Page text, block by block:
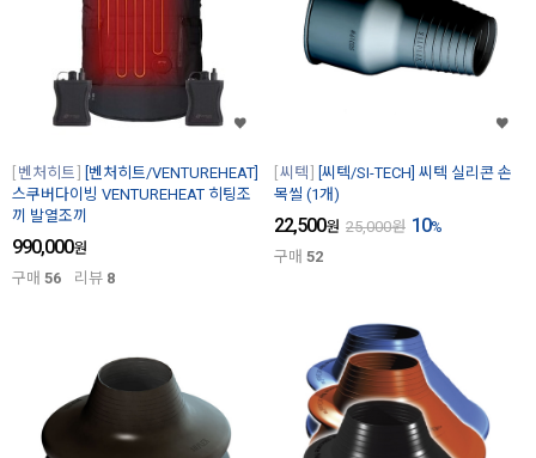
벤처히트
[벤처히트/VENTUREHEAT]
스쿠버다이빙 VENTUREHEAT 히팅조
끼 발열조끼
990,000원
구매 56 리뷰 8
씨텍
[씨텍/SI-TECH] 씨텍 실리콘 손
목씰 (1개)
22,500원 25,000원 10%
구매 52